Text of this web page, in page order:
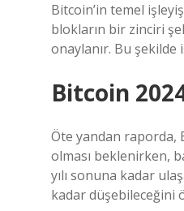
Bitcoin’in temel
blokların bir zinciri
onaylanır. Bu
Bitcoin
Öte yandan raporda,
olması beklenirken,
yılı sonuna kadar
kadar düşebileceğini